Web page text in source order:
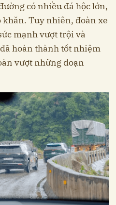
có nhiều đá hộc lớn,
Tuy nhiên, đoàn xe
mạnh vượt trội và
hoàn thành tốt nhiệm
vượt những đoạn